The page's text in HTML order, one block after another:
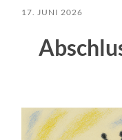
17. JUNI 2026